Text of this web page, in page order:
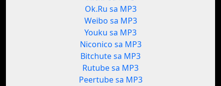
Ok.Ru sa MP3
Weibo sa MP3
Youku sa MP3
Niconico sa MP3
Bitchute sa MP3
Rutube sa MP3
Peertube sa MP3